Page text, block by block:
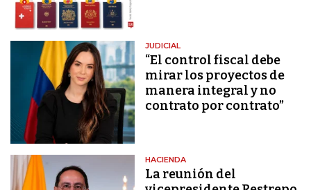
JUDICIAL
“El control fiscal debe
mirar los proyectos de
manera integral y no
contrato por contrato”
HACIENDA
La reunión del